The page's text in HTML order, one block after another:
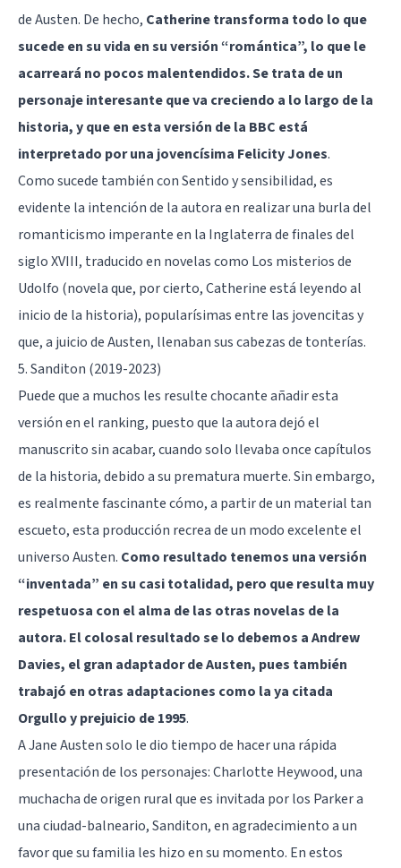
de Austen. De hecho, Catherine transforma todo lo que
sucede en su vida en su versión “romántica”, lo que le
acarreará no pocos malentendidos. Se trata de un
personaje interesante que va creciendo a lo largo de la
historia, y que en esta versión de la BBC está
interpretado por una jovencísima Felicity Jones.
Como sucede también con Sentido y sensibilidad, es
evidente la intención de la autora en realizar una burla del
romanticismo imperante en la Inglaterra de finales del
siglo XVIII, traducido en novelas como Los misterios de
Udolfo (novela que, por cierto, Catherine está leyendo al
inicio de la historia), popularísimas entre las jovencitas y
que, a juicio de Austen, llenaban sus cabezas de tonterías.
5. Sanditon (2019-2023)
Puede que a muchos les resulte chocante añadir esta
versión en el ranking, puesto que la autora dejó el
manuscrito sin acabar, cuando solo llevaba once capítulos
de la historia, debido a su prematura muerte. Sin embargo,
es realmente fascinante cómo, a partir de un material tan
escueto, esta producción recrea de un modo excelente el
universo Austen. Como resultado tenemos una versión
“inventada” en su casi totalidad, pero que resulta muy
respetuosa con el alma de las otras novelas de la
autora. El colosal resultado se lo debemos a Andrew
Davies, el gran adaptador de Austen, pues también
trabajó en otras adaptaciones como la ya citada
Orgullo y prejuicio de 1995.
A Jane Austen solo le dio tiempo de hacer una rápida
presentación de los personajes: Charlotte Heywood, una
muchacha de origen rural que es invitada por los Parker a
una ciudad-balneario, Sanditon, en agradecimiento a un
favor que su familia les hizo en su momento. En estos